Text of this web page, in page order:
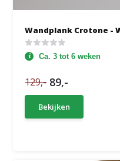
Wandplank Crotone -
Ca. 3 tot 6 weken
129,- 89,-
Bekijken